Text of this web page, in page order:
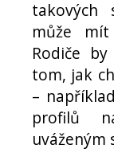
takových
může
Rodiče
tom, jak
–
profilů